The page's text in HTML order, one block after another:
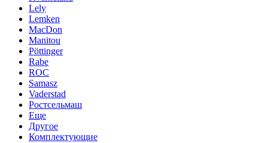
Lely
Lemken
MacDon
Manitou
Pöttinger
Rabe
ROC
Samasz
Vaderstad
Ростсельмаш
Еще
Другое
Комплектующие